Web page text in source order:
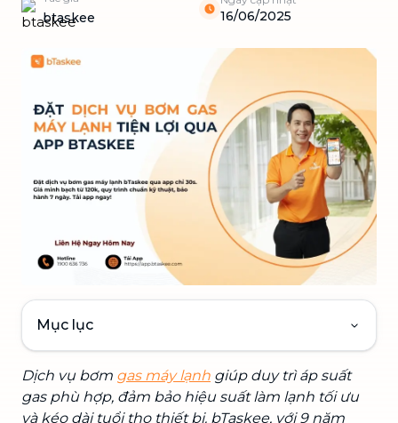
btaskee 16/06/2025
Mục lục
Dịch vụ bơm gas máy lạnh giúp duy trì áp suất
gas phù hợp, đảm bảo hiệu suất làm lạnh tối ưu
và kéo dài tuổi thọ thiết bị. bTaskee, với 9 năm